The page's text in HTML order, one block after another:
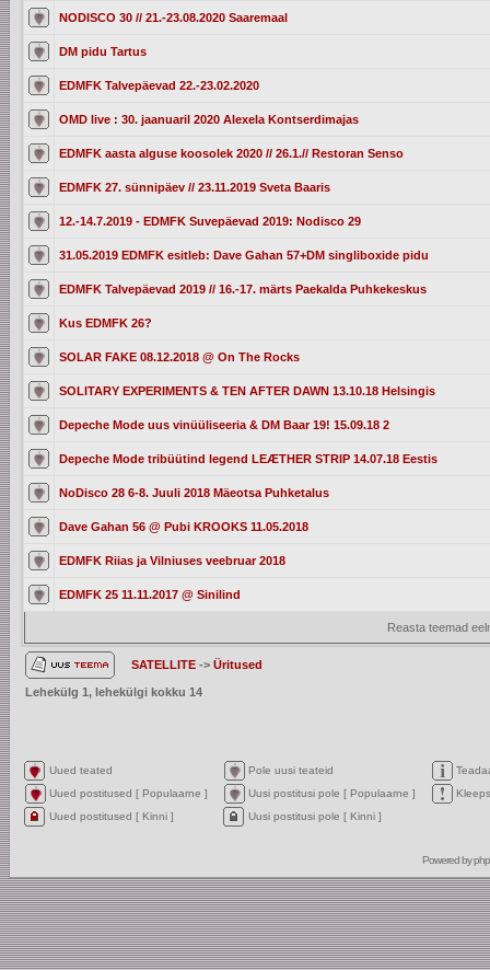
NODISCO 30 // 21.-23.08.2020 Saaremaal
DM pidu Tartus
EDMFK Talvepäevad 22.-23.02.2020
OMD live : 30. jaanuaril 2020 Alexela Kontserdimajas
EDMFK aasta alguse koosolek 2020 // 26.1.// Restoran Senso
EDMFK 27. sünnipäev // 23.11.2019 Sveta Baaris
12.-14.7.2019 - EDMFK Suvepäevad 2019: Nodisco 29
31.05.2019 EDMFK esitleb: Dave Gahan 57+DM singliboxide pidu
EDMFK Talvepäevad 2019 // 16.-17. märts Paekalda Puhkekeskus
Kus EDMFK 26?
SOLAR FAKE 08.12.2018 @ On The Rocks
SOLITARY EXPERIMENTS & TEN AFTER DAWN 13.10.18 Helsingis
Depeche Mode uus vinüüliseeria & DM Baar 19! 15.09.18 2
Depeche Mode tribüütind legend LEÆTHER STRIP 14.07.18 Eestis
NoDisco 28 6-8. Juuli 2018 Mäeotsa Puhketalus
Dave Gahan 56 @ Pubi KROOKS 11.05.2018
EDMFK Riias ja Vilniuses veebruar 2018
EDMFK 25 11.11.2017 @ Sinilind
Reasta teemad
SATELLITE -> Üritused
Lehekülg 1, lehekülgi kokku 14
Uued teated Pole uusi teateid
Uued postitused [ Populaarne ]
Uusi postitusi pole [ Populaarne ]
Kleeps
Uued postitused [ Kinni ]
Uusi postitusi pole [ Kinni ]
Powered by